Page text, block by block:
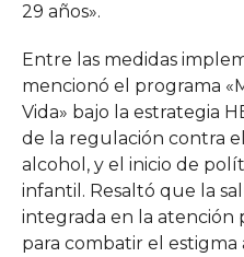
29 años».
Entre las medidas
mencionó el programa
Vida» bajo la estrategia
de la regulación contra
alcohol, y el inicio de
infantil. Resaltó que la
integrada en la atención
para combatir el estigma